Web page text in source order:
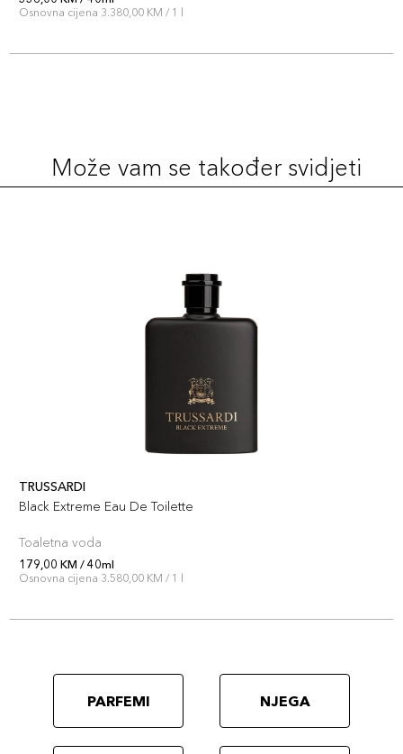
Osnovna cijena 3.380,00 KM / 1 l
Može vam se također svidjeti
TRUSSARDI
Black Extreme Eau De Toilette
Toaletna voda
179,00 KM / 40ml
Osnovna cijena 3.580,00 KM / 1 l
PARFEMI NJEGA